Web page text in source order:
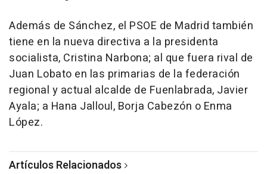
Además de Sánchez, el PSOE de Madrid también
tiene en la nueva directiva a la presidenta
socialista, Cristina Narbona; al que fuera rival de
Juan Lobato en las primarias de la federación
regional y actual alcalde de Fuenlabrada, Javier
Ayala; a Hana Jalloul, Borja Cabezón o Enma
López.
Artículos Relacionados